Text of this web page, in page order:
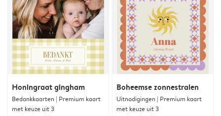
Honingraat gingham
Bedankkaarten | Premium kaart
met keuze uit 3
Boheemse zonnestralen
Uitnodigingen | Premium kaart
met keuze uit 3